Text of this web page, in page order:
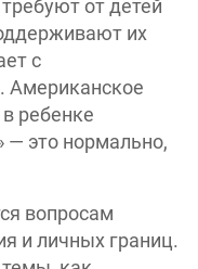
от детей
их
с
‎Американское
ребенке
— это нормально,
вопросам
и личных границ.